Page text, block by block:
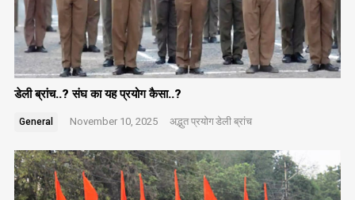
डेली ब्रांच..? संघ का यह प्रयोग कैसा..?
General November 10, 2025 अद्भुत प्रयोगडेली ब्रांच